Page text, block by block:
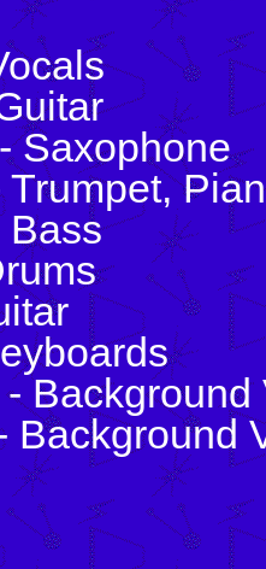
Saxophone
Bass
Background
Background